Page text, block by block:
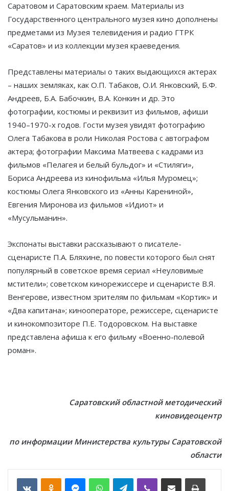
Саратовом и Саратовским краем. Материалы из
Государственного центрального музея кино дополнены
предметами из Музея телевидения и радио ГТРК
«Саратов» и из коллекции музея краеведения.
Представлены материалы о таких выдающихся актерах
– наших земляках, как О.П. Табаков, О.И. Янковский, Б.Ф.
Андреев, Б.А. Бабочкин, В.А. Конкин и др. Это
фотографии, костюмы и реквизит из фильмов, афиши
1940–1970-х годов. Гости музея увидят фотографию
Олега Табакова в роли Николая Ростова с автографом
актера; фотографии Максима Матвеева с кадрами из
фильмов «Пелагея и белый бульдог» и «Стиляги»,
Бориса Андреева из кинофильма «Илья Муромец»;
костюмы Олега Янковского из «Анны Карениной»,
Евгения Миронова из фильмов «Идиот» и
«Мусульманин».
Экспонаты выставки рассказывают о писателе-
сценаристе П.А. Бляхине, по повести которого был снят
популярный в советское время сериал «Неуловимые
мстители»; советском кинорежиссере и сценаристе В.Я.
Венгерове, известном зрителям по фильмам «Кортик» и
«Два капитана»; кинооператоре, режиссере, сценаристе
и кинокомпозиторе П.Е. Тодоровском. На выставке
представлена афиша к его фильму «Военно-полевой
роман».
Саратовский областной методический
киновидеоцентр
по информации Министерства культуры Саратовской
области
VKontakte WhatsApp Telegram